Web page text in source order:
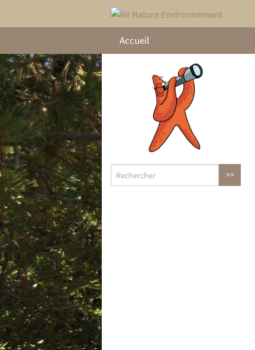
Accueil